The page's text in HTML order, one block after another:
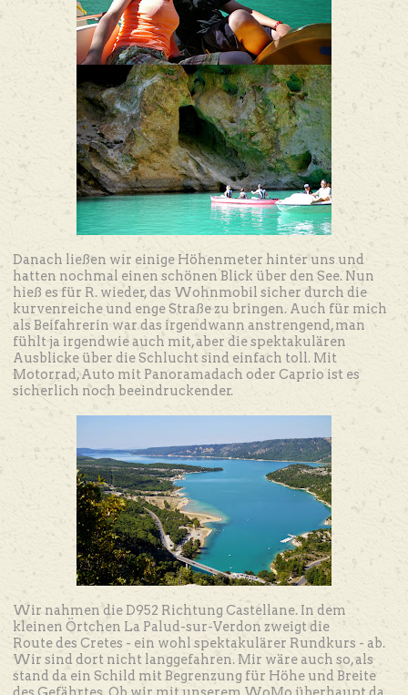
Danach ließen wir einige Höhenmeter hinter uns und
hatten nochmal einen schönen Blick über den See. Nun
hieß es für R. wieder, das Wohnmobil sicher durch die
kurvenreiche und enge Straße zu bringen. Auch für mich
als Beifahrerin war das irgendwann anstrengend, man
fühlt ja irgendwie auch mit, aber die spektakulären
Ausblicke über die Schlucht sind einfach toll. Mit
Motorrad, Auto mit Panoramadach oder Caprio ist es
sicherlich noch beeindruckender.
Wir nahmen die D952 Richtung Castellane. In dem
kleinen Örtchen La Palud-sur-Verdon zweigt die
Route des Cretes - ein wohl spektakulärer Rundkurs - ab.
Wir sind dort nicht langgefahren. Mir wäre auch so, als
stand da ein Schild mit Begrenzung für Höhe und Breite